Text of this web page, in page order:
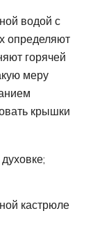
водой с
определяют
горячей
меру
крышки
кастрюле